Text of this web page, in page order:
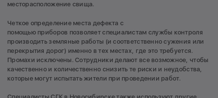
месторасположение свища.
Четкое определение места дефекта с
помощью приборов позволяет специалистам службы контроля
производить земляные работы (и соответственно сужения или
перекрытия дорог) именно в тех местах, где это требуется.
Промахи исключены. Сотрудники делают все возможное, чтобы
качественно и количественно снизить те риски и неудобства,
которые могут испытать жители при проведении работ.